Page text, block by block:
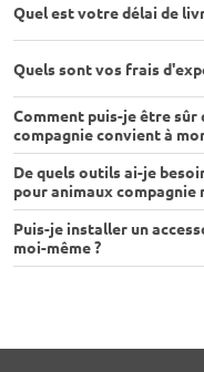
Quel est votre délai de
Quels sont vos frais
Comment puis-je être sûr
compagnie convient à
De quels outils ai-je
pour animaux compagnie
Puis-je installer un
moi-même ?